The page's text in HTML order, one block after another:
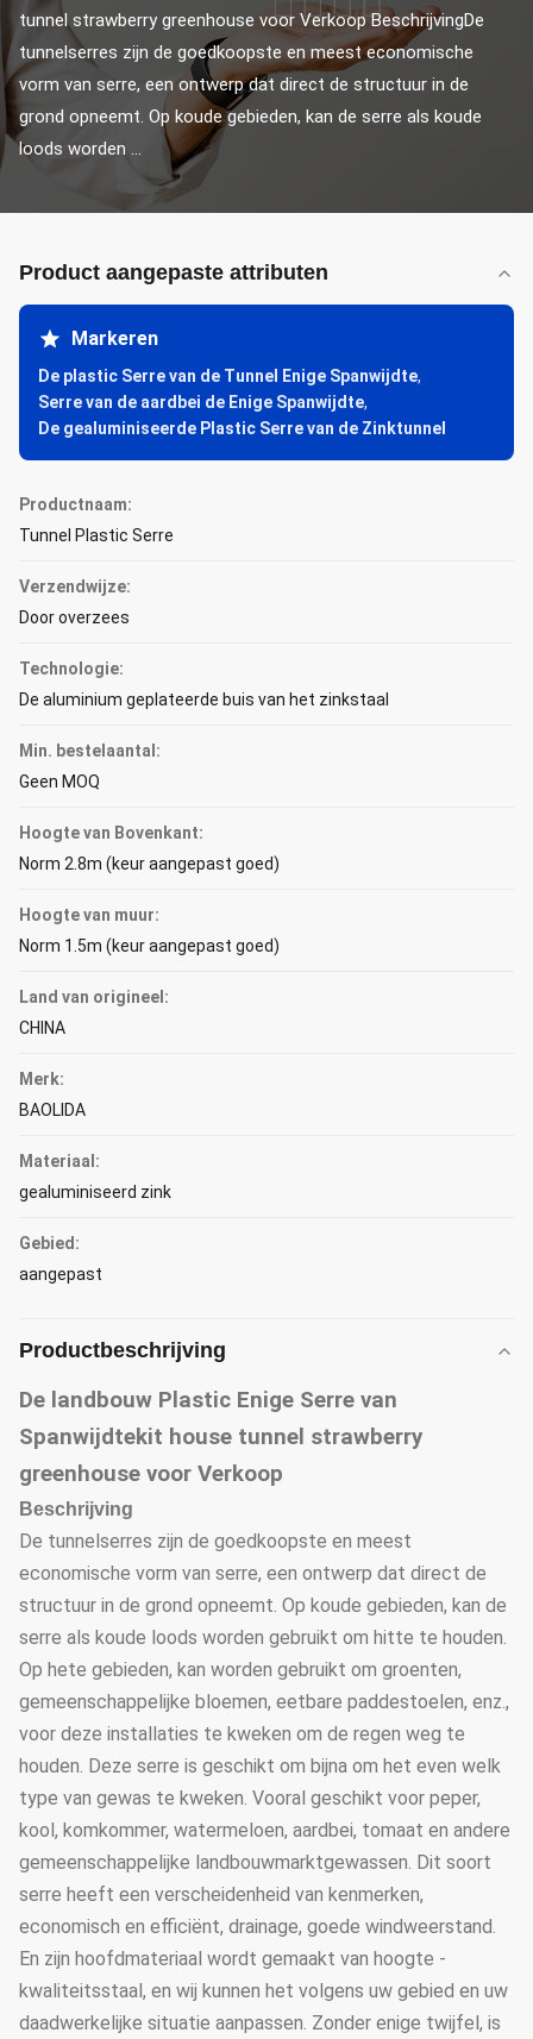
tunnel strawberry greenhouse voor Verkoop BeschrijvingDe
tunnelserres zijn de goedkoopste en meest economische
vorm van serre, een ontwerp dat direct de structuur in de
grond opneemt. Op koude gebieden, kan de serre als koude
loods worden ...
Product aangepaste attributen
Markeren
De plastic Serre van de Tunnel Enige Spanwijdte,
Serre van de aardbei de Enige Spanwijdte,
De gealuminiseerde Plastic Serre van de Zinktunnel
Productnaam:
Tunnel Plastic Serre
Verzendwijze:
Door overzees
Technologie:
De aluminium geplateerde buis van het zinkstaal
Min. bestelaantal:
Geen MOQ
Hoogte van Bovenkant:
Norm 2.8m (keur aangepast goed)
Hoogte van muur:
Norm 1.5m (keur aangepast goed)
Land van origineel:
CHINA
Merk:
BAOLIDA
Materiaal:
gealuminiseerd zink
Gebied:
aangepast
Productbeschrijving
De landbouw Plastic Enige Serre van
Spanwijdtekit house tunnel strawberry
greenhouse voor Verkoop
Beschrijving
De tunnelserres zijn de goedkoopste en meest
economische vorm van serre, een ontwerp dat direct de
structuur in de grond opneemt. Op koude gebieden, kan de
serre als koude loods worden gebruikt om hitte te houden.
Op hete gebieden, kan worden gebruikt om groenten,
gemeenschappelijke bloemen, eetbare paddestoelen, enz.,
voor deze installaties te kweken om de regen weg te
houden. Deze serre is geschikt om bijna om het even welk
type van gewas te kweken. Vooral geschikt voor peper,
kool, komkommer, watermeloen, aardbei, tomaat en andere
gemeenschappelijke landbouwmarktgewassen. Dit soort
serre heeft een verscheidenheid van kenmerken,
economisch en efficiënt, drainage, goede windweerstand.
En zijn hoofdmateriaal wordt gemaakt van hoogte -
kwaliteitsstaal, en wij kunnen het volgens uw gebied en uw
daadwerkelijke situatie aanpassen. Zonder enige twijfel, is